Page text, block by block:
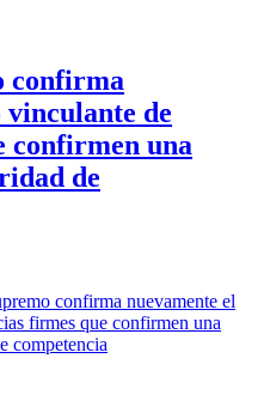
confirma
vinculante de
confirmen una
de
confirma nuevamente el
firmes que confirmen una
competencia